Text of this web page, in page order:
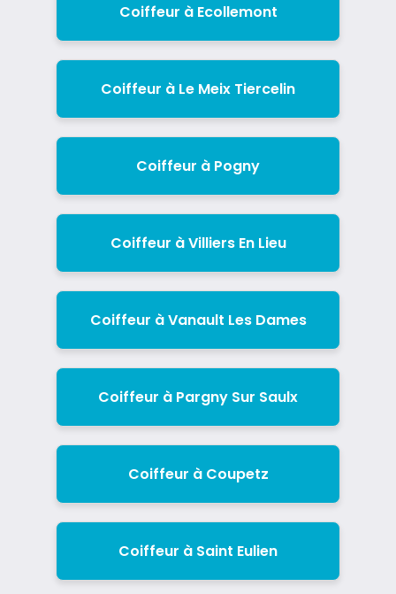
Coiffeur à Ecollemont
Coiffeur à Le Meix Tiercelin
Coiffeur à Pogny
Coiffeur à Villiers En Lieu
Coiffeur à Vanault Les Dames
Coiffeur à Pargny Sur Saulx
Coiffeur à Coupetz
Coiffeur à Saint Eulien